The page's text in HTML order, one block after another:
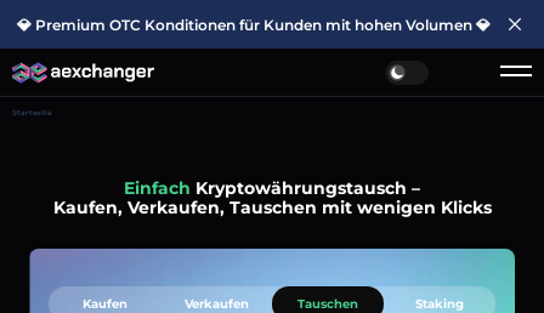
💎 Premium OTC Konditionen für Kunden mit hohen Volumen 💎
Startseite
Einfach Kryptowährungstausch –
Kaufen, Verkaufen, Tauschen mit wenigen Klicks
Kaufen Verkaufen Tauschen Staking